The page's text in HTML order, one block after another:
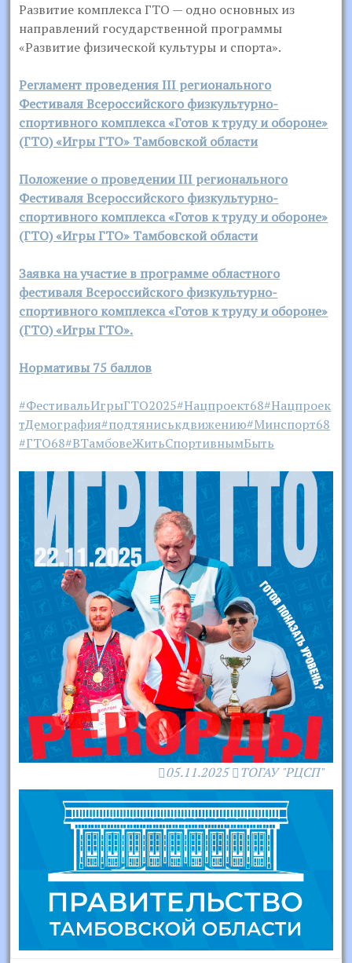
Развитие комплекса ГТО — одно основных из
направлений государственной программы
«Развитие физической культуры и спорта».
Регламент проведения III регионального
Фестиваля Всероссийского физкультурно-
спортивного комплекса «Готов к труду и обороне»
(ГТО) «Игры ГТО» Тамбовской области
Положение о проведении III регионального
Фестиваля Всероссийского физкультурно-
спортивного комплекса «Готов к труду и обороне»
(ГТО) «Игры ГТО» Тамбовской области
Заявка на участие в программе областного
фестиваля Всероссийского физкультурно-
спортивного комплекса «Готов к труду и обороне»
(ГТО) «Игры ГТО».
Нормативы 75 баллов
#ФестивальИгрыГТО2025#Нацпроект68#Нацпроек
тДемография#подтяниськдвижению#Минспорт68
#ГТО68#ВТамбовеЖитьСпортивнымБыть
05.11.2025 ТОГАУ "РЦСП"